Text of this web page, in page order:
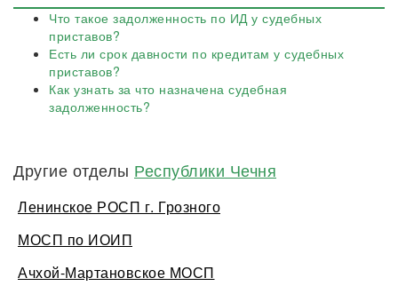
Что такое задолженность по ИД у судебных
приставов?
Есть ли срок давности по кредитам у судебных
приставов?
Как узнать за что назначена судебная
задолженность?
Другие отделы Республики Чечня
Ленинское РОСП г. Грозного
МОСП по ИОИП
Ачхой-Мартановское МОСП